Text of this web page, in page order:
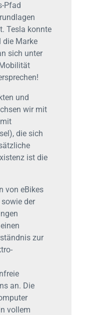
Pfad
Tesla konnte
die Marke
sich unter
und
wir mit
die sich
ist die
von eBikes
der
zur
an. Die
vollem